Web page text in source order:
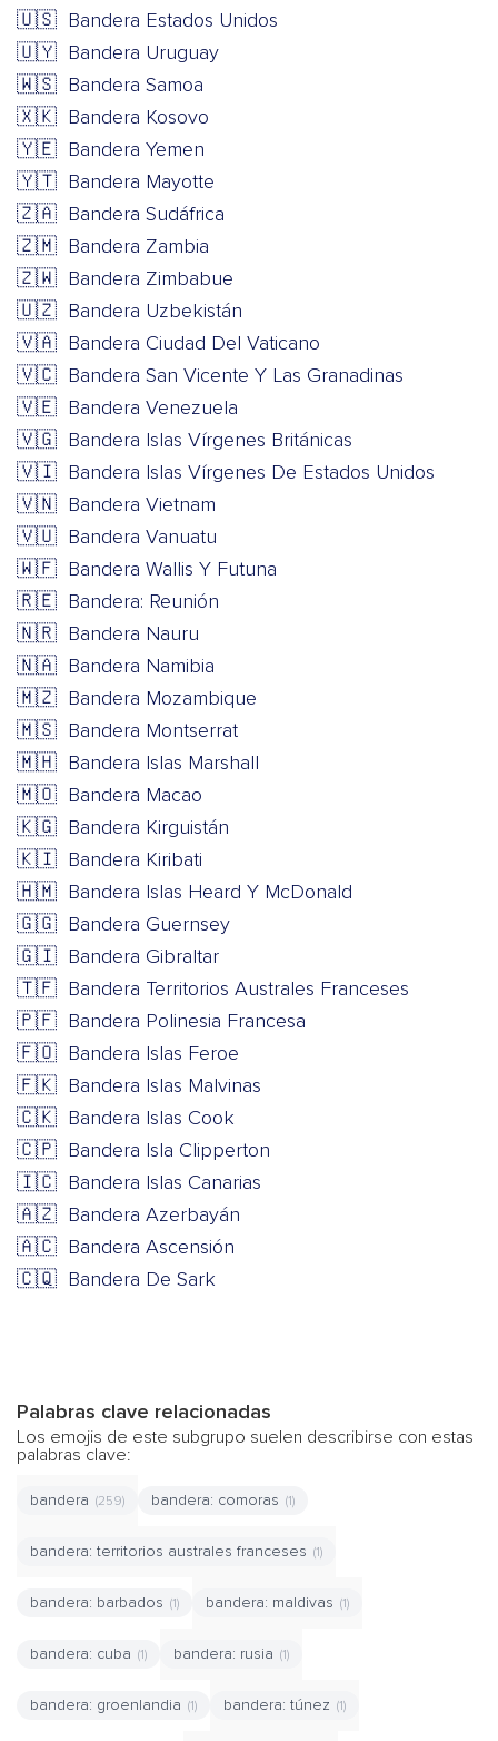
🇺🇸 Bandera Estados Unidos
🇺🇾 Bandera Uruguay
🇼🇸 Bandera Samoa
🇽🇰 Bandera Kosovo
🇾🇪 Bandera Yemen
🇾🇹 Bandera Mayotte
🇿🇦 Bandera Sudáfrica
🇿🇲 Bandera Zambia
🇿🇼 Bandera Zimbabue
🇺🇿 Bandera Uzbekistán
🇻🇦 Bandera Ciudad Del Vaticano
🇻🇨 Bandera San Vicente Y Las Granadinas
🇻🇪 Bandera Venezuela
🇻🇬 Bandera Islas Vírgenes Británicas
🇻🇮 Bandera Islas Vírgenes De Estados Unidos
🇻🇳 Bandera Vietnam
🇻🇺 Bandera Vanuatu
🇼🇫 Bandera Wallis Y Futuna
🇷🇪 Bandera: Reunión
🇳🇷 Bandera Nauru
🇳🇦 Bandera Namibia
🇲🇿 Bandera Mozambique
🇲🇸 Bandera Montserrat
🇲🇭 Bandera Islas Marshall
🇲🇴 Bandera Macao
🇰🇬 Bandera Kirguistán
🇰🇮 Bandera Kiribati
🇭🇲 Bandera Islas Heard Y McDonald
🇬🇬 Bandera Guernsey
🇬🇮 Bandera Gibraltar
🇹🇫 Bandera Territorios Australes Franceses
🇵🇫 Bandera Polinesia Francesa
🇫🇴 Bandera Islas Feroe
🇫🇰 Bandera Islas Malvinas
🇨🇰 Bandera Islas Cook
🇨🇵 Bandera Isla Clipperton
🇮🇨 Bandera Islas Canarias
🇦🇿 Bandera Azerbayán
🇦🇨 Bandera Ascensión
🇨🇶 Bandera De Sark
Palabras clave relacionadas
Los emojis de este subgrupo suelen describirse con estas
palabras clave:
bandera (259) bandera: comoras (1)
bandera: territorios australes franceses (1)
bandera: barbados (1) bandera: maldivas (1)
bandera: cuba (1) bandera: rusia (1)
bandera: groenlandia (1) bandera: túnez (1)